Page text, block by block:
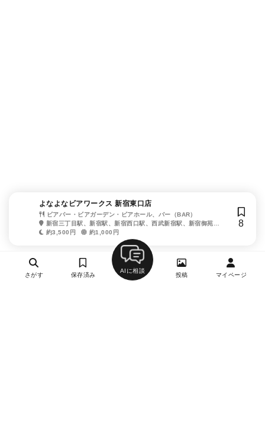
よなよなビアワークス 新宿東口店
ビアバー・ビアガーデン・ビアホール、バー（BAR）
新宿三丁目駅、新宿駅、新宿西口駅、西武新宿駅、新宿御苑前
駅 約3,500円 約1,000円
8
さがす 保存済み
AIに相談
投稿 マイページ